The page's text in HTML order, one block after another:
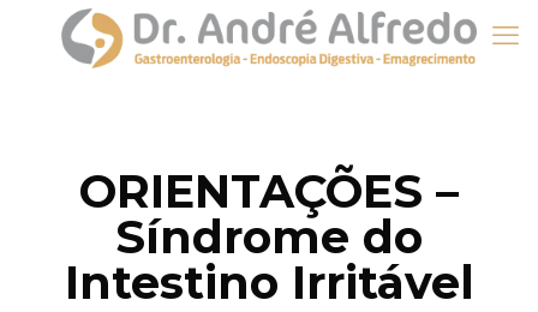
ORIENTAÇÕES –
Síndrome do
Intestino Irritável